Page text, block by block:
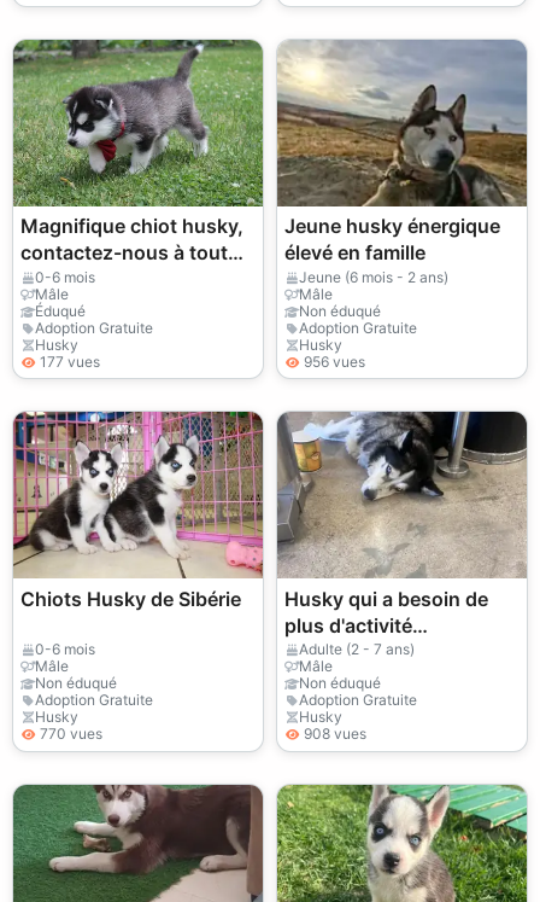
Magnifique chiot husky,
contactez-nous à tout
moment via WhatsApp :
+34 632 000 221.
0-6 mois
Mâle
Éduqué
Adoption Gratuite
Husky
177 vues
Jeune husky énergique
élevé en famille
Jeune (6 mois - 2 ans)
Mâle
Non éduqué
Adoption Gratuite
Husky
956 vues
Chiots Husky de Sibérie
0-6 mois
Mâle
Non éduqué
Adoption Gratuite
Husky
770 vues
Husky qui a besoin de
plus d'activité
quotidienne
Adulte (2 - 7 ans)
Mâle
Non éduqué
Adoption Gratuite
Husky
908 vues